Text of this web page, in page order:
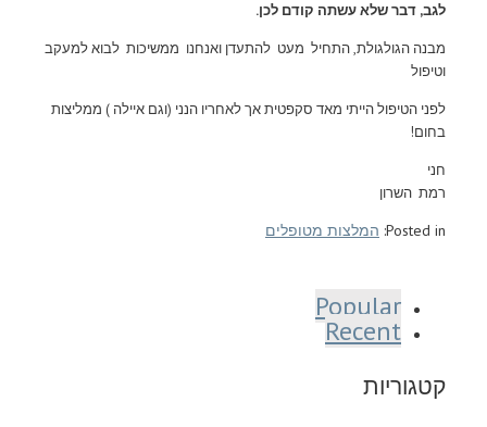
לגב, דבר שלא עשתה קודם לכן.
מבנה הגולגולת, התחיל מעט להתעדן ואנחנו ממשיכות לבוא למעקב
וטיפול
לפני הטיפול הייתי מאד סקפטית אך לאחריו הנני (וגם איילה ) ממליצות
בחום!
חני
רמת השרון
Posted in: המלצות מטופלים
Popular
Recent
קטגוריות